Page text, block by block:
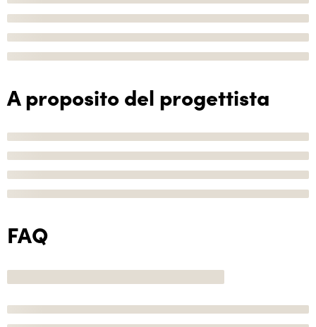
A proposito del progettista
FAQ